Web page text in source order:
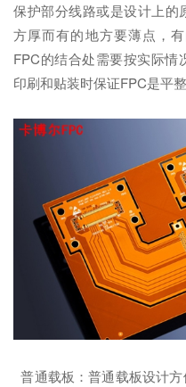
保护部分线路或是设计上的
方厚而有的地方要薄点，
FPC的结合处需要按实际情
印刷和贴装时保证FPC是平整
普通载板：普通载板设计